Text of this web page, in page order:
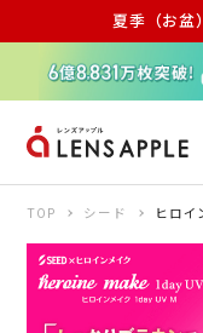
夏季（お盆
アキ
TOP シード ヒロイ